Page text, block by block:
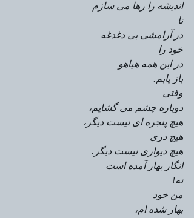
اندیشه را رها می سازم
تا
در آرامشی بی دغدغه
خود را
در این همه هیاهو
باز یابم.
وقتی
دوباره چشم می گشایم،
هیچ پنجره ای نیست دیگر،
هیچ دری
هیچ دیواری نیست دیگر.
انگار بهار آمده است
نه!
من خود
بهار شده ام،